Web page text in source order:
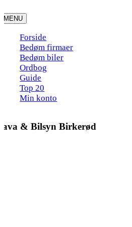
to
content
MENU
Forside
Bedøm firmaer
Bedøm biler
Ordbog
Guide
Top 20
Min konto
& Bilsyn Birkerød